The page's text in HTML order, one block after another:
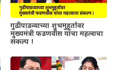
गुढीपाडव्याच्या शुभमुहूर्तावर
मुख्यमंत्री फडणवीस यांचा महत्वाचा
संकल्प !